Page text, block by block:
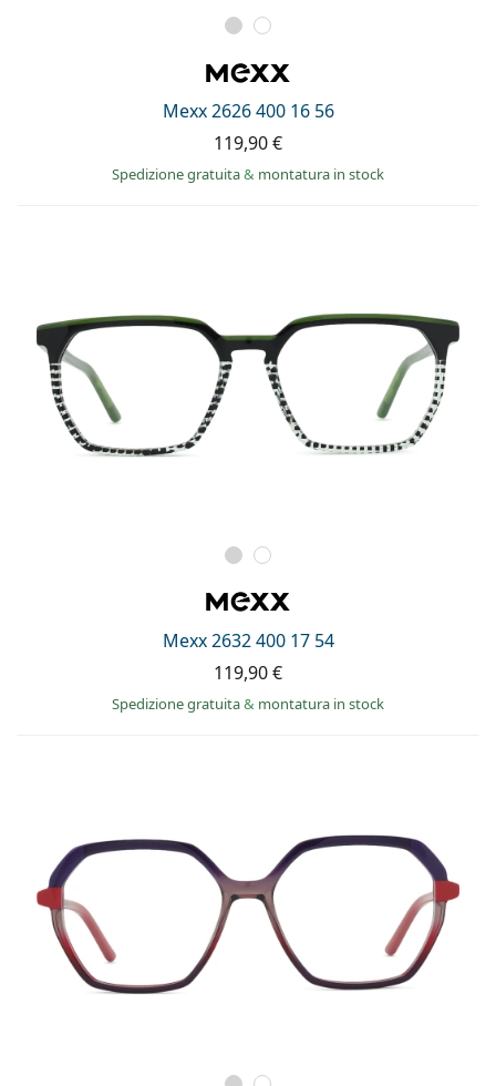
Mexx 2626 400 16 56
119,90 €
Spedizione gratuita& montatura in stock
Mexx 2632 400 17 54
119,90 €
Spedizione gratuita& montatura in stock